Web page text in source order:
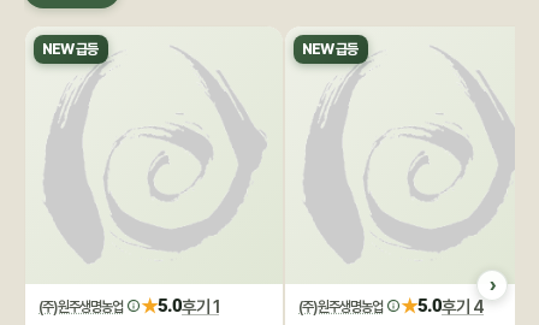
NEW 급등
(주)원주생명농업 ★5.0후기 1
NEW 급등
(주)원주생명농업 ★5.0후기 4